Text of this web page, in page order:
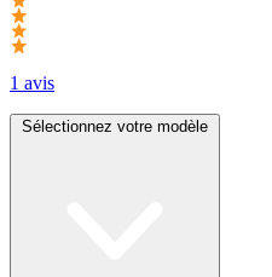
1 avis
Sélectionnez votre modèle